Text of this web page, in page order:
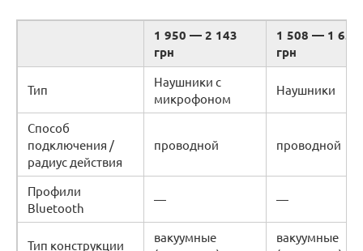
1 950 — 2 143
грн
1 508 — 1 657
грн
Тип
Наушники с
микрофоном
Наушники
Способ
подключения /
радиус действия
проводной проводной
Профили
Bluetooth
— —
Тип конструкции
вакуумные
вакуумные